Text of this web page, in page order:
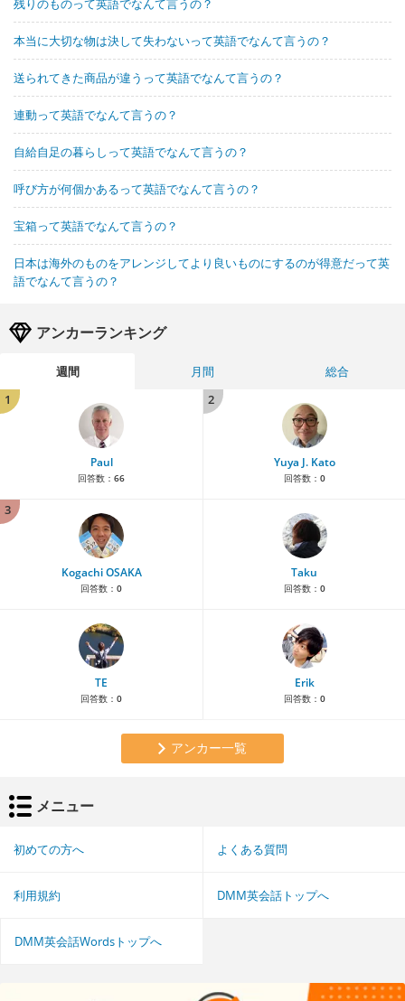
残りのものって英語でなんて言うの？
本当に大切な物は決して失わないって英語でなんて言うの？
送られてきた商品が違うって英語でなんて言うの？
連動って英語でなんて言うの？
自給自足の暮らしって英語でなんて言うの？
呼び方が何個かあるって英語でなんて言うの？
宝箱って英語でなんて言うの？
日本は海外のものをアレンジしてより良いものにするのが得意だって英
語でなんて言うの？
アンカーランキング
週間 月間
総合
1
Paul
回答数： 66
2
Yuya J. Kato
回答数： 0
3
Kogachi OSAKA
回答数： 0
Taku
回答数： 0
TE
回答数： 0
Erik
回答数： 0
アンカー一覧
メニュー
初めての方へ よくある質問
利用規約 DMM英会話トップへ
DMM英会話Wordsトップへ